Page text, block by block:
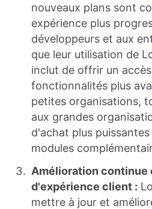
nouveaux plans sont
expérience plus
développeurs et aux
que leur utilisation de
inclut de offrir un
fonctionnalités plus
petites organisations,
aux grandes
d'achat plus
modules
Amélioration continue
d'expérience client :
mettre à jour et